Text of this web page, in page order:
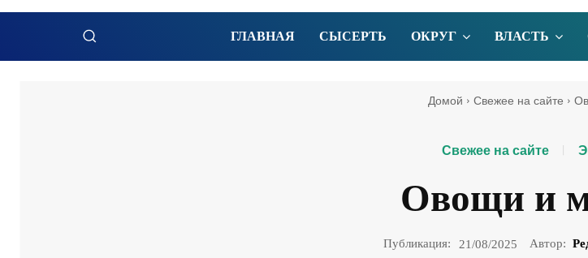
ГЛАВНАЯ СЫСЕРТЬ ОКРУГ ВЛАСТЬ
Домой Свежее на сайте
Свежее на сайте
Овощи и
Публикация: 21/08/2025 Автор: